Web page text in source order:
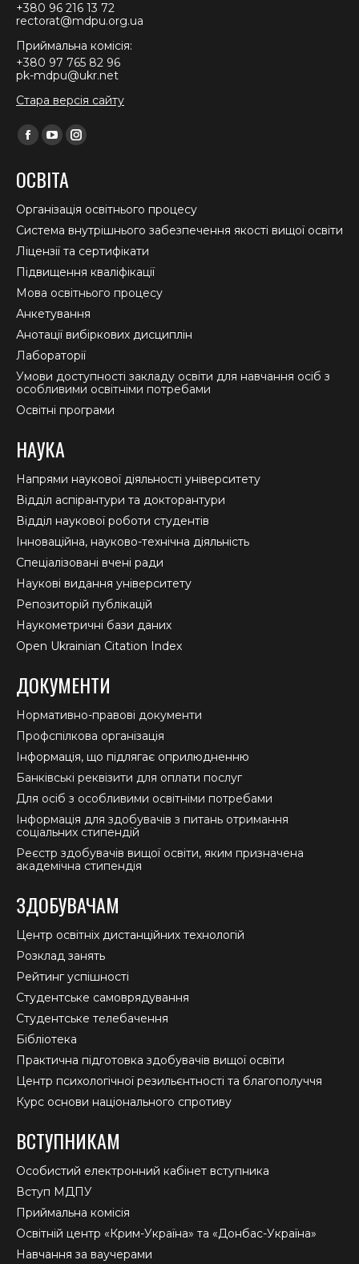
+380 96 216 13 72
rectorat@mdpu.org.ua
Приймальна комісія:
+380 97 765 82 96
pk-mdpu@ukr.net
Стара версія сайту
Find us on:
Facebook
opens
in
new
window
YouTube
opens
in
new
window
Instagram
in
new
window
ОСВІТА
Організація освітнього процесу
Система внутрішнього забезпечення якості вищої освіти
Ліцензії та сертифікати
Підвищення кваліфікації
Мова освітнього процесу
Анкетування
Анотації вибіркових дисциплін
Лабораторії
Умови доступності закладу освіти для навчання осіб з
особливими освітніми потребами
Освітні програми
НАУКА
Напрями наукової діяльності університету
Відділ аспірантури та докторантури
Відділ наукової роботи студентів
Інноваційна, науково-технічна діяльність
Спеціалізовані вчені ради
Наукові видання університету
Репозиторій публікацій
Наукометричні бази даних
Open Ukrainian Citation Index
ДОКУМЕНТИ
Нормативно-правові документи
Профспілкова організація
Інформація, що підлягає оприлюдненню
Банківські реквізити для оплати послуг
Для осіб з особливими освітніми потребами
Інформація для здобувачів з питань отримання
соціальних стипендій
Реєстр здобувачів вищої освіти, яким призначена
академічна стипендія
ЗДОБУВАЧАМ
Центр освітніх дистанційних технологій
Розклад занять
Рейтинг успішності
Студентське самоврядування
Студентське телебачення
Бібліотека
Практична підготовка здобувачів вищої освіти
Центр психологічної резильєнтності та благополуччя
Курс основи національного спротиву
ВСТУПНИКАМ
Особистий електронний кабінет вступника
Вступ МДПУ
Приймальна комісія
Освітній центр «Крим-Україна» та «Донбас-Україна»
Навчання за ваучерами